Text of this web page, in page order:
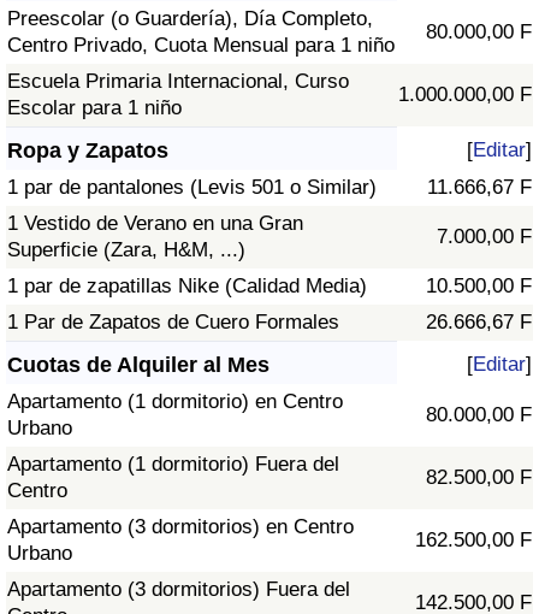
Preescolar (o Guardería), Día Completo,
Centro Privado, Cuota Mensual para 1 niño
80.000,00 F
Escuela Primaria Internacional, Curso
Escolar para 1 niño
1.000.000,00 F
Ropa y Zapatos [Editar]
1 par de pantalones (Levis 501 o Similar)
11.666,67 F
1 Vestido de Verano en una Gran
Superficie (Zara, H&M, ...)
7.000,00 F
1 par de zapatillas Nike (Calidad Media)
10.500,00 F
1 Par de Zapatos de Cuero Formales
26.666,67 F
Cuotas de Alquiler al Mes [Editar]
Apartamento (1 dormitorio) en Centro
Urbano
80.000,00 F
Apartamento (1 dormitorio) Fuera del
Centro
82.500,00 F
Apartamento (3 dormitorios) en Centro
Urbano
162.500,00 F
Apartamento (3 dormitorios) Fuera del
142.500,00 F